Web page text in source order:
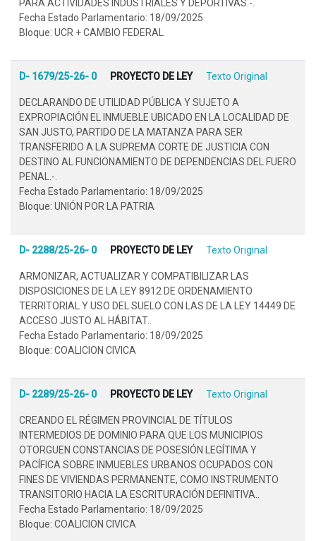
PARA ACTIVIDADES INDUSTRIALES Y DEPORTIVAS.-.
Fecha Estado Parlamentario: 18/09/2025
Bloque: UCR + CAMBIO FEDERAL
D- 1679/25-26- 0 PROYECTO DE LEY Texto Original
DECLARANDO DE UTILIDAD PÚBLICA Y SUJETO A
EXPROPIACIÓN EL INMUEBLE UBICADO EN LA LOCALIDAD DE
SAN JUSTO, PARTIDO DE LA MATANZA PARA SER
TRANSFERIDO A LA SUPREMA CORTE DE JUSTICIA CON
DESTINO AL FUNCIONAMIENTO DE DEPENDENCIAS DEL FUERO
PENAL.-.
Fecha Estado Parlamentario: 18/09/2025
Bloque: UNIÓN POR LA PATRIA
D- 2288/25-26- 0 PROYECTO DE LEY Texto Original
ARMONIZAR, ACTUALIZAR Y COMPATIBILIZAR LAS
DISPOSICIONES DE LA LEY 8912 DE ORDENAMIENTO
TERRITORIAL Y USO DEL SUELO CON LAS DE LA LEY 14449 DE
ACCESO JUSTO AL HÁBITAT..
Fecha Estado Parlamentario: 18/09/2025
Bloque: COALICION CIVICA
D- 2289/25-26- 0 PROYECTO DE LEY Texto Original
CREANDO EL RÉGIMEN PROVINCIAL DE TÍTULOS
INTERMEDIOS DE DOMINIO PARA QUE LOS MUNICIPIOS
OTORGUEN CONSTANCIAS DE POSESIÓN LEGÍTIMA Y
PACÍFICA SOBRE INMUEBLES URBANOS OCUPADOS CON
FINES DE VIVIENDAS PERMANENTE, COMO INSTRUMENTO
TRANSITORIO HACIA LA ESCRITURACIÓN DEFINITIVA..
Fecha Estado Parlamentario: 18/09/2025
Bloque: COALICION CIVICA